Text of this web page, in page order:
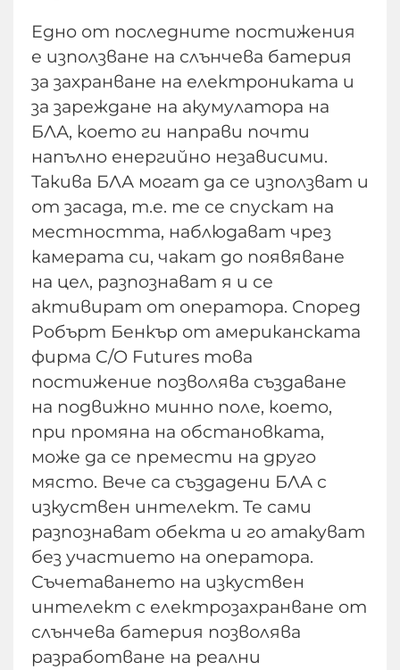
Едно от последните постижения
е използване на слънчева батерия
за захранване на електрониката и
за зареждане на акумулатора на
БЛА, което ги направи почти
напълно енергийно независими.
Такива БЛА могат да се използват и
от засада, т.е. те се спускат на
местността, наблюдават чрез
камерата си, чакат до появяване
на цел, разпознават я и се
активират от оператора. Според
Робърт Бенкър от американската
фирма C/O Futures това
постижение позволява създаване
на подвижно минно поле, което,
при промяна на обстановката,
може да се премести на друго
място. Вече са създадени БЛА с
изкуствен интелект. Те сами
разпознават обекта и го атакуват
без участието на оператора.
Съчетаването на изкуствен
интелект с електрозахранване от
слънчева батерия позволява
разработване на реални